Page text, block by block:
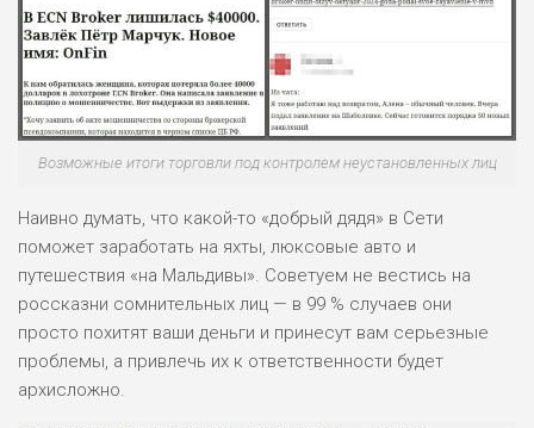
ПОДОЙДЕТ
РИСКИ: НИЗКИЕ
БЮДЖЕТ: НИЗКИЙ
ОБЗОР
ПОДОЙДЕТ
РИСКИ: НИЗКИЕ
ДОХОД: СРЕДНИЙ
БЮДЖЕТ: НИЗКИЙ
ОБЗОР
Возможные итоги торговли под контролем неустановленных лиц
Наивно думать, что какой-то «добрый дядя» в Сети
поможет заработать на яхты, люксовые авто и
путешествия «на Мальдивы». Советуем не вестись на
россказни сомнительных лиц — в 99 % случаев они
просто похитят ваши деньги и принесут вам серьезные
проблемы, а привлечь их к ответственности будет
архисложно.